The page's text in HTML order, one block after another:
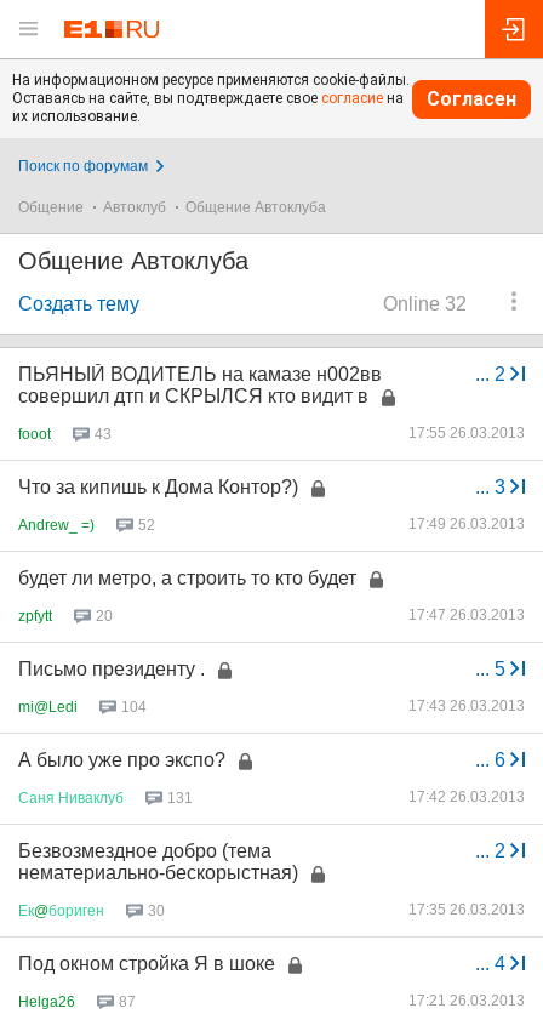
На информационном ресурсе применяются cookie-файлы.
Оставаясь на сайте, вы подтверждаете свое согласие на
их использование.
Согласен
Поиск по форумам
Общение Автоклуб Общение Автоклуба
Общение Автоклуба
Online 32
Создать тему
... 2
ПЬЯНЫЙ ВОДИТЕЛЬ на камазе н002вв
совершил дтп и СКРЫЛСЯ кто видит в
fooot 43 17:55 26.03.2013
... 3
Что за кипишь к Дома Контор?)
Andrew_ =) 52 17:49 26.03.2013
будет ли метро, а строить то кто будет
zpfytt 20 17:47 26.03.2013
... 5
Письмо президенту .
mi@Ledi 104 17:43 26.03.2013
... 6
А было уже про экспо?
Саня Ниваклуб 131 17:42 26.03.2013
... 2
Безвозмездное добро (тема
нематериально-бескорыстная)
Ек@бориген 30 17:35 26.03.2013
... 4
Под окном стройка Я в шоке
Helga26 87 17:21 26.03.2013